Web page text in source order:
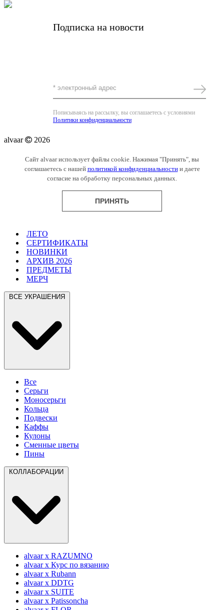
Подписка на новости
Пописываясь на рассылку, вы соглашаетесь с условиями
Политики конфиденциальности
alvaar 2026
Сайт alvaar использует файлы cookie. Нажимая "Принять", вы
соглашаетесь с нашей политикой конфиденциальностии даете
согласие на обработку персональных данных.
ПРИНЯТЬ
ЛЕТО
СЕРТИФИКАТЫ
НОВИНКИ
АРХИВ 2026
ПРЕДМЕТЫ
МЕРЧ
Все
Серьги
Моносерьги
Кольца
Подвески
Каффы
Кулоны
Сменные цветы
Пины
alvaar x RAZUMNO
alvaar x Курс по вязанию
alvaar x Rubann
alvaar x DDTG
alvaar x SUITE
alvaar x Patissoncha